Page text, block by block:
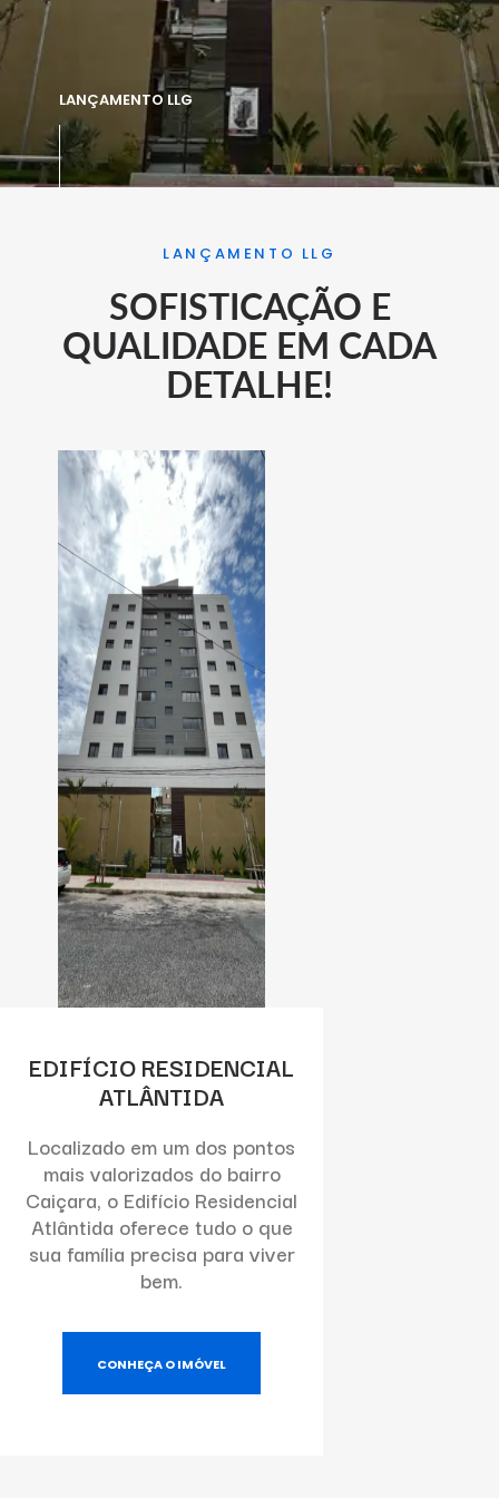
LANÇAMENTO LLG
LANÇAMENTO LLG
SOFISTICAÇÃO E
QUALIDADE EM CADA
DETALHE!
EDIFÍCIO RESIDENCIAL
ATLÂNTIDA
Localizado em um dos pontos
mais valorizados do bairro
Caiçara, o Edifício Residencial
Atlântida oferece tudo o que
sua família precisa para viver
bem.
CONHEÇA O IMÓVEL